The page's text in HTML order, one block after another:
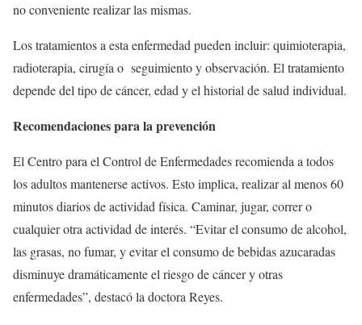
no conveniente realizar las mismas.
Los tratamientos a esta enfermedad pueden incluir: quimioterapia,
radioterapia, cirugía o seguimiento y observación. El tratamiento
depende del tipo de cáncer, edad y el historial de salud individual.
Recomendaciones para la prevención
El Centro para el Control de Enfermedades recomienda a todos
los adultos mantenerse activos. Esto implica, realizar al menos 60
minutos diarios de actividad física. Caminar, jugar, correr o
cualquier otra actividad de interés. “Evitar el consumo de alcohol,
las grasas, no fumar, y evitar el consumo de bebidas azucaradas
disminuye dramáticamente el riesgo de cáncer y otras
enfermedades”, destacó la doctora Reyes.